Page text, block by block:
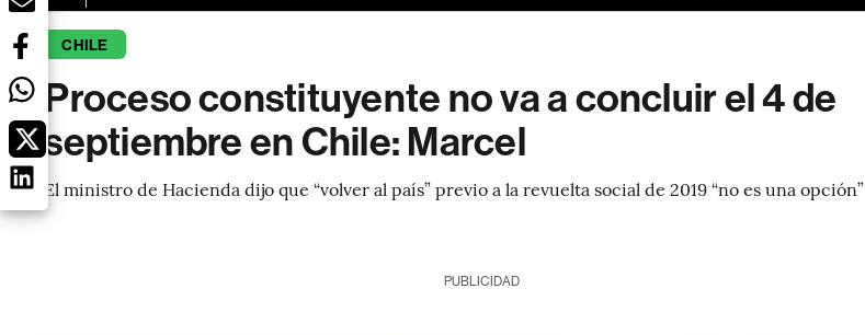
CHILE
Proceso constituyente no va a concluir el 4 de
septiembre en Chile: Marcel
El ministro de Hacienda dijo que “volver al país” previo a la revuelta social de 2019 “no es una opción”
PUBLICIDAD